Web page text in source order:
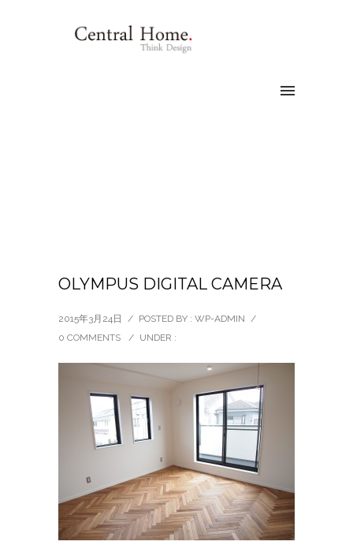
OLYMPUS DIGITAL CAMERA
2015年3月24日 / POSTED BY : WP-ADMIN /
0 COMMENTS
/ UNDER :